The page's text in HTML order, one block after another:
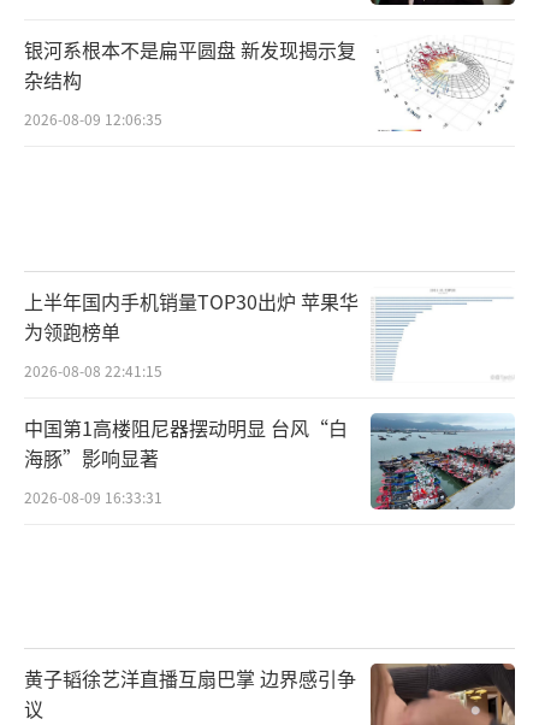
劲，却忘了身体本身的智慧。小肚子微凸不
是“需要被解决的错误”，它甚至是你健康运
转的证据。如果你吃完饭肚子鼓起来，那就更
真正的“好看”，是接纳自己后的从容
我不是说让你彻底放弃管理身材，而是希
望你能把“审美”和“健康”分开。如果你真
的想强化核心力量，可以练练普拉提、平板支
力。
银河系根本不是扁平圆盘 新发现揭示复
杂结构
2026-08-09 12:06:35
上半年国内手机销量TOP30出炉 苹果华
为领跑榜单
2026-08-08 22:41:15
中国第1高楼阻尼器摆动明显 台风“白
海豚”影响显著
2026-08-09 16:33:31
黄子韬徐艺洋直播互扇巴掌 边界感引争
议